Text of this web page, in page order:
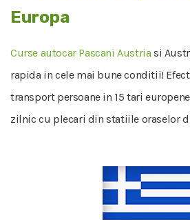
Europa
Curse autocar Pascani Austria si
rapida in cele mai bune conditii!
transport persoane in 15 tari
zilnic cu plecari din statiile oraselor